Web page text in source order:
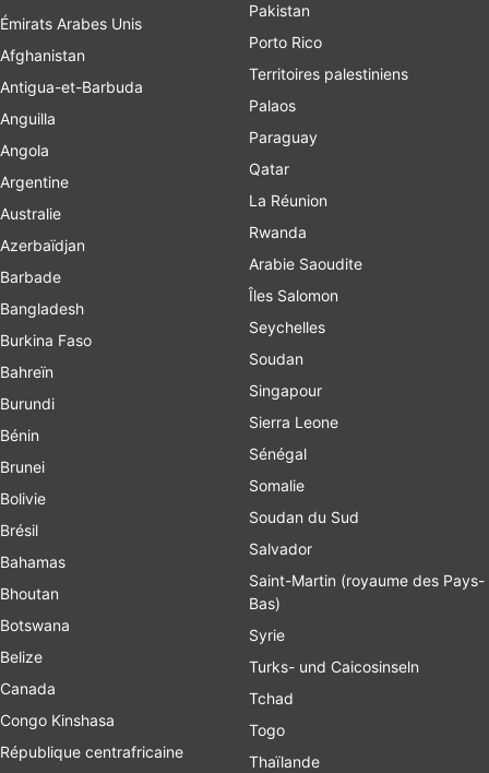
Émirats Arabes Unis
Afghanistan
Antigua-et-Barbuda
Anguilla
Angola
Argentine
Australie
Azerbaïdjan
Barbade
Bangladesh
Burkina Faso
Bahreïn
Burundi
Bénin
Brunei
Bolivie
Brésil
Bahamas
Bhoutan
Botswana
Belize
Canada
Congo Kinshasa
République centrafricaine
Pakistan
Porto Rico
Territoires palestiniens
Palaos
Paraguay
Qatar
La Réunion
Rwanda
Arabie Saoudite
Îles Salomon
Seychelles
Soudan
Singapour
Sierra Leone
Sénégal
Somalie
Soudan du Sud
Salvador
Saint-Martin (royaume des Pays-
Bas)
Syrie
Turks- und Caicosinseln
Tchad
Togo
Thaïlande